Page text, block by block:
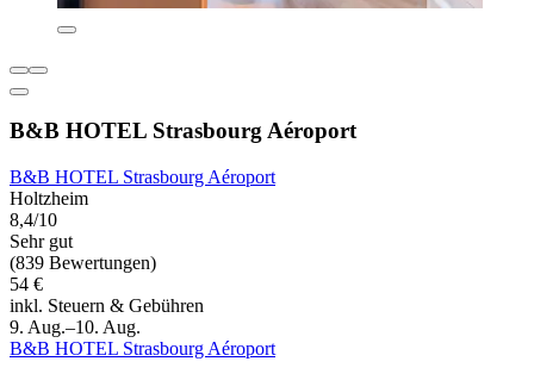
B&B HOTEL Strasbourg Aéroport
B&B HOTEL Strasbourg Aéroport
Holtzheim
8,4/10
Sehr gut
(839 Bewertungen)
54 €
inkl. Steuern & Gebühren
9. Aug.–10. Aug.
B&B HOTEL Strasbourg Aéroport